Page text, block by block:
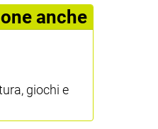
anche
giochi e